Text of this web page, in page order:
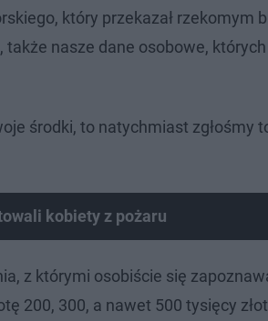
który przekazał rzekomym
także nasze dane osobowe,
środki, to natychmiast zgłośmy
kobiety z pożaru
z którymi osobiście się
200, 300, a nawet 500 tysięcy